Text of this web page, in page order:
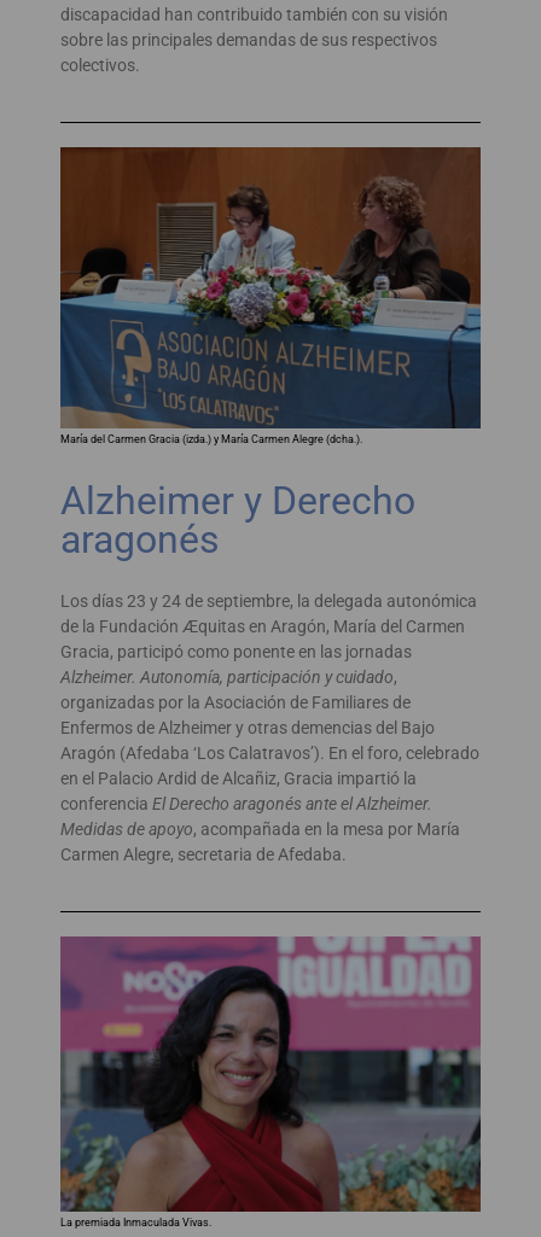
discapacidad han contribuido también con su visión
sobre las principales demandas de sus respectivos
colectivos.
María del Carmen Gracia (izda.) y María Carmen Alegre (dcha.).
Alzheimer y Derecho
aragonés
Los días 23 y 24 de septiembre, la delegada autonómica
de la Fundación Æquitas en Aragón, María del Carmen
Gracia, participó como ponente en las jornadas
Alzheimer. Autonomía, participación y cuidado,
organizadas por la Asociación de Familiares de
Enfermos de Alzheimer y otras demencias del Bajo
Aragón (Afedaba ‘Los Calatravos’). En el foro, celebrado
en el Palacio Ardid de Alcañiz, Gracia impartió la
conferencia El Derecho aragonés ante el Alzheimer.
Medidas de apoyo, acompañada en la mesa por María
Carmen Alegre, secretaria de Afedaba.
La premiada Inmaculada Vivas.